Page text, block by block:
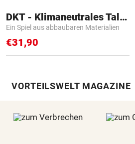
DKT - Klimaneutrales Talent
Ein Spiel aus abbaubaren Materialien
€31,90
VORTEILSWELT MAGAZINE